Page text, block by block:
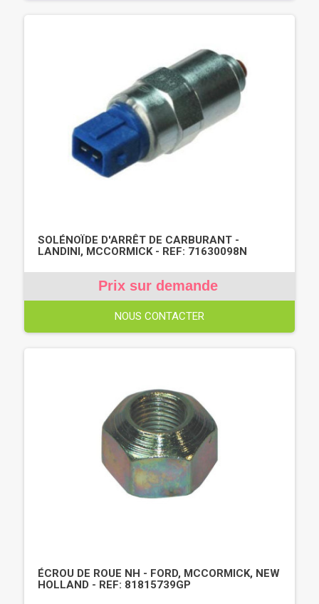
SOLÉNOÏDE D'ARRÊT DE CARBURANT -
LANDINI, MCCORMICK - REF: 71630098N
Prix sur demande
NOUS CONTACTER
ÉCROU DE ROUE NH - FORD, MCCORMICK, NEW
HOLLAND - REF: 81815739GP